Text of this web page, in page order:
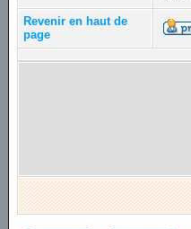
Revenir en haut de
page